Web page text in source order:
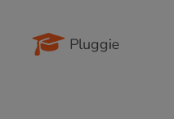
Pluggie